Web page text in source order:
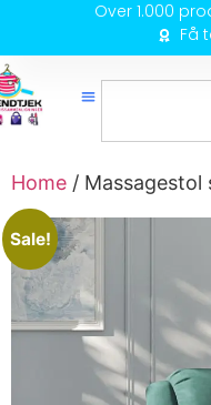
Over 1.000
Få
Home /
Sale!